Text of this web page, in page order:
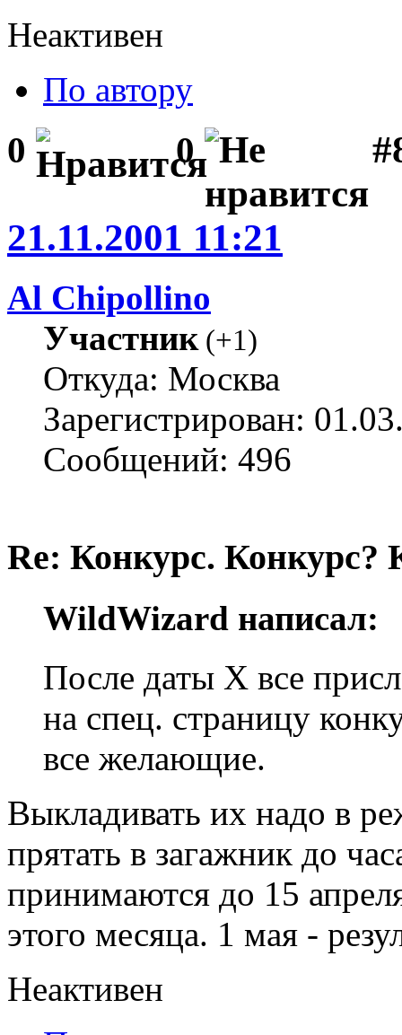
Неактивен
По автору
0 0
21.11.2001 11:21
Al Chipollino
Участник(+1)
Откуда: Москва
Зарегистрирован:
Сообщений: 496
Re: Конкурс. Конкурс?
WildWizard написал:
После даты X все
на спец. страницу
все желающие.
Выкладивать их надо в
прятать в загажник до
принимаются до 15
этого месяца. 1 мая -
Неактивен